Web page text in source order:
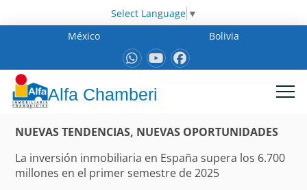
Select Language ▼
México
Bolivia
Alfa Chamberi
NUEVAS TENDENCIAS, NUEVAS OPORTUNIDADES
La inversión inmobiliaria en España supera los 6.700
millones en el primer semestre de 2025